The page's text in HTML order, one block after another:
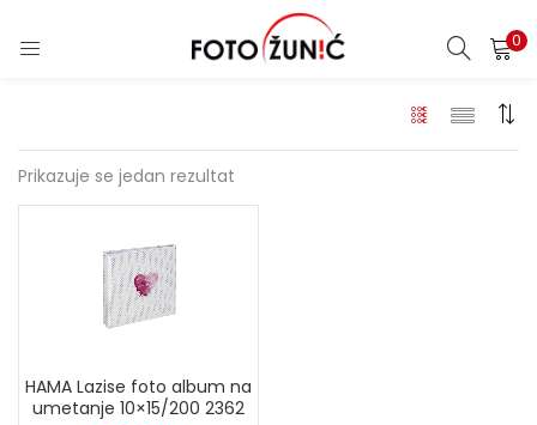
0
Prikazuje se jedan rezultat
HAMA Lazise foto album na
umetanje 10×15/200 2362